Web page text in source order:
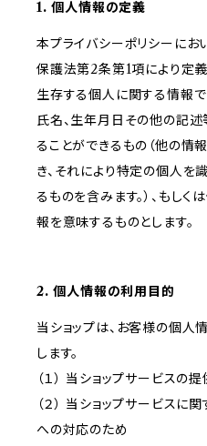
1. 個人情報の定義
本プライバシーポリシーにお
保護法第2条第1項により定義
生存する個人に関する情報
氏名、生年月日その他の記
ることができるもの（他の情
き、それにより特定の個人を
るものを含みます。）、もし
報を意味するものとします。
2. 個人情報の利用目的
当ショップは、お客様の個人
します。
（１） 当ショップサービスの
（２） 当ショップサービスに
への対応のため